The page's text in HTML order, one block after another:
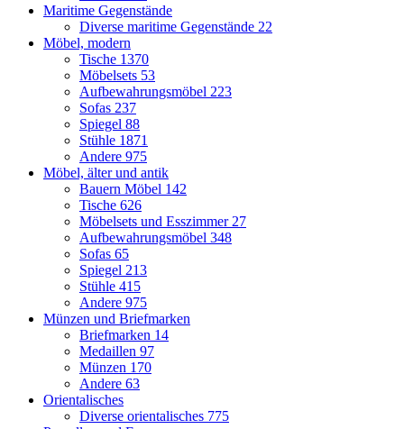
Maritime Gegenstände
Diverse maritime Gegenstände 22
Möbel, modern
Tische 1370
Möbelsets 53
Aufbewahrungsmöbel 223
Sofas 237
Spiegel 88
Stühle 1871
Andere 975
Möbel, älter und antik
Bauern Möbel 142
Tische 626
Möbelsets und Esszimmer 27
Aufbewahrungsmöbel 348
Sofas 65
Spiegel 213
Stühle 415
Andere 975
Münzen und Briefmarken
Briefmarken 14
Medaillen 97
Münzen 170
Andere 63
Orientalisches
Diverse orientalisches 775